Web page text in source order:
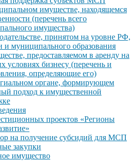
имуществе, находящемся
(перечень всего
имущества)
принятом на уровне РФ,
и муниципального образования
предоставляемом в аренду на
условиях бизнесу (перечень и
определяющие его)
органе, формирующем
подход к имущественной
проектов «Регионы
на получение субсидий для МСП
закупки
имущество